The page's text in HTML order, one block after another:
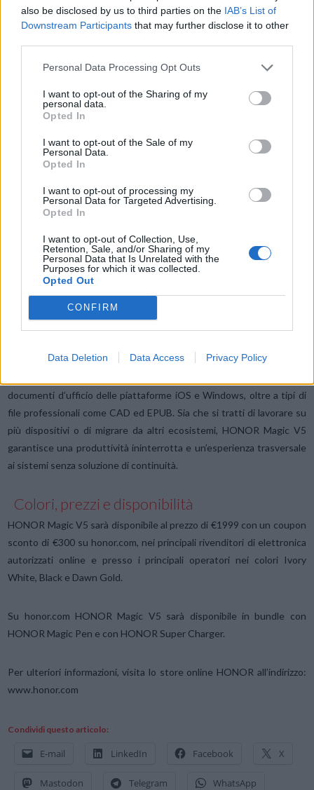
also be disclosed by us to third parties on the IAB’s List of
Downstream Participants that may further disclose it to other
Personal Data Processing Opt Outs
I want to opt-out of the Sharing of my
personal data.
Opted In
I want to opt-out of the Sale of my
Personal Data.
Opted In
I want to opt-out of processing my
Personal Data for Targeted Advertising.
Opted In
I want to opt-out of Collection, Use,
Retention, Sale, and/or Sharing of my
Personal Data that Is Unrelated with the
Purposes for which it was collected.
Opted Out
CONFIRM
Data Deletion Data Access Privacy Policy
Outpainting e AI Upscale forniscono strumenti semplici per
riposizionare, rimuovere, estendere e migliorare le immagini. HD
immediatamente condivisibili sulle piattaforme dei social media.
La comunicazione è ulteriormente migliorata grazie all’AI Call
fornisce la traduzione in tempo reale delle chiamate in sei lingue, e
all’AI Translation, che consente la traduzione istantanea di testi e
Connettività perfetta tra dispositivi e sistemi
diversi
HONOR Magic V5 migliora la collaborazione multipiattaforma grazie
all’aggiornamento di HONOR Share, che consente il trasferimento
bidirezionale di file tra dispositivi Android, iOS, macOS e Windows
con velocità fino a 60MB/s. HONOR Magic V5 offre inoltre la più
contatti, calendari, foto, note e promemoria. Progettato per i
documenti d’ufficio delle piattaforme iOS e Windows, oltre a tipi di
file professionali come CAD ed EPUB. Sia che si tratti di lavorare su
più dispositivi o di migrare da altri ecosistemi, HONOR Magic V5
garantisce una produttività ininterrotta e un’esperienza trasversale
ai sistemi senza soluzione di continuità.
Colori, prezzi e disponibilità
HONOR Magic V5 sarà disponibile al prezzo di €1999 con un coupon
sconto di €300 su honor.com, nei principali rivenditori di elettronica
autorizzati online e presso i principali operatori nei colori Ivory
White, Black e Dawn Gold.
Su honor.com HONOR Magic V5 sarà disponibile in bundle con
HONOR Magic Pen e con HONOR Super Charger.
Per ulteriori informazioni, visita lo store online HONOR all’indirizzo:
www.honor.com
Condividi questo articolo:
E-mail LinkedIn Facebook X
Mastodon Telegram WhatsApp